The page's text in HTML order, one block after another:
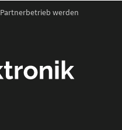
Partnerbetrieb werden